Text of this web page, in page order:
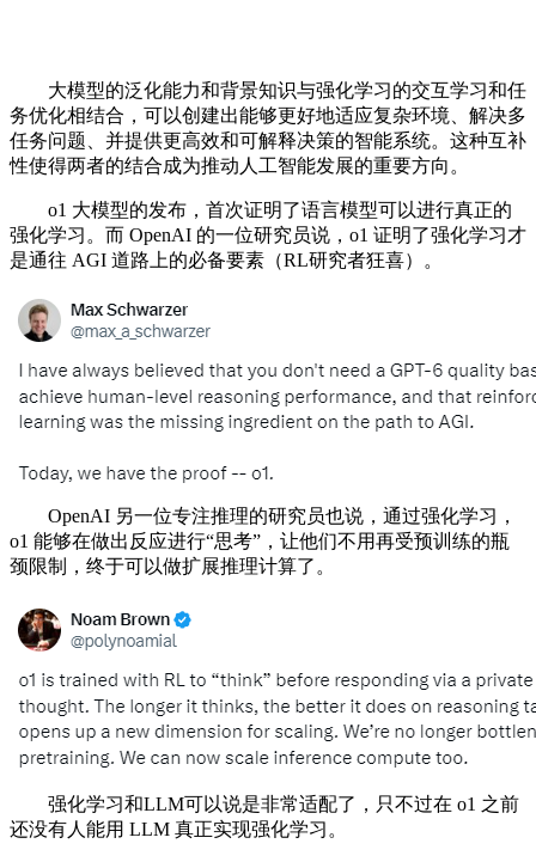
大模型的泛化能力和背景知识与强化学习的交互学习和任
务优化相结合，可以创建出能够更好地适应复杂环境、解决多
任务问题、并提供更高效和可解释决策的智能系统。这种互补
性使得两者的结合成为推动人工智能发展的重要方向。
o1 大模型的发布，首次证明了语言模型可以进行真正的
强化学习。而 OpenAI 的一位研究员说，o1 证明了强化学习才
是通往 AGI 道路上的必备要素（RL研究者狂喜）。
OpenAI 另一位专注推理的研究员也说，通过强化学习，
o1 能够在做出反应进行“思考”，让他们不用再受预训练的瓶
颈限制，终于可以做扩展推理计算了。
强化学习和LLM可以说是非常适配了，只不过在 o1 之前
还没有人能用 LLM 真正实现强化学习。